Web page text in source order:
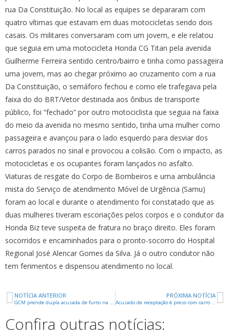
rua Da Constituição. No local as equipes se depararam com
quatro vítimas que estavam em duas motocicletas sendo dois
casais. Os militares conversaram com um jovem, e ele relatou
que seguia em uma motocicleta Honda CG Titan pela avenida
Guilherme Ferreira sentido centro/bairro e tinha como passageira
uma jovem, mas ao chegar próximo ao cruzamento com a rua
Da Constituição, o semáforo fechou e como ele trafegava pela
faixa do do BRT/Vetor destinada aos ônibus de transporte
público, foi “fechado” por outro motociclista que seguia na faixa
do meio da avenida no mesmo sentido, tinha uma mulher como
passageira e avançou para o lado esquerdo para desviar dos
carros parados no sinal e provocou a colisão. Com o impacto, as
motocicletas e os ocupantes foram lançados no asfalto.
Viaturas de resgate do Corpo de Bombeiros e uma ambulância
mista do Serviço de atendimento Móvel de Urgência (Samu)
foram ao local e durante o atendimento foi constatado que as
duas mulheres tiveram escoriações pelos corpos e o condutor da
Honda Biz teve suspeita de fratura no braço direito. Eles foram
socorridos e encaminhados para o pronto-socorro do Hospital
Regional José Alencar Gomes da Silva. Já o outro condutor não
tem ferimentos e dispensou atendimento no local.
NOTÍCIA ANTERIOR
GCM prende dupla acusada de furto na Biblioteca Municipal
PRÓXIMA NOTÍCIA
Acusado de receptação é preso com carro furtado em Goiânia
Confira outras notícias: